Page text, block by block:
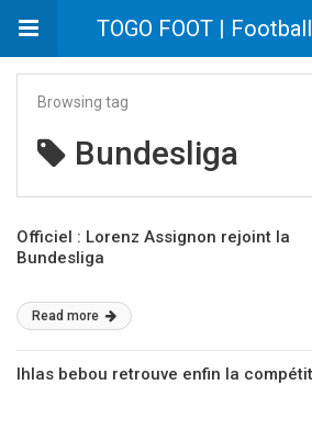
TOGO FOOT |
Browsing tag
Bundesliga
Officiel : Lorenz Assignon rejoint la
Bundesliga
Read more
Ihlas bebou retrouve enfin la